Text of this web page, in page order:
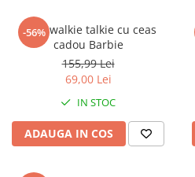
-56%
Set 2 walkie talkie cu ceas
cadou Barbie
155,99 Lei
69,00 Lei
IN STOC
ADAUGA IN COS